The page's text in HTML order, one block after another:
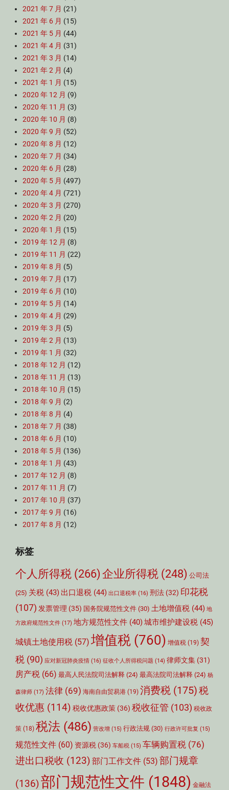
2021 年 7 月 (21)
2021 年 6 月 (15)
2021 年 5 月 (44)
2021 年 4 月 (31)
2021 年 3 月 (14)
2021 年 2 月 (4)
2021 年 1 月 (15)
2020 年 12 月 (9)
2020 年 11 月 (3)
2020 年 10 月 (8)
2020 年 9 月 (52)
2020 年 8 月 (12)
2020 年 7 月 (34)
2020 年 6 月 (28)
2020 年 5 月 (497)
2020 年 4 月 (721)
2020 年 3 月 (270)
2020 年 2 月 (20)
2020 年 1 月 (15)
2019 年 12 月 (8)
2019 年 11 月 (22)
2019 年 8 月 (5)
2019 年 7 月 (17)
2019 年 6 月 (10)
2019 年 5 月 (14)
2019 年 4 月 (29)
2019 年 3 月 (5)
2019 年 2 月 (13)
2019 年 1 月 (32)
2018 年 12 月 (12)
2018 年 11 月 (13)
2018 年 10 月 (15)
2018 年 9 月 (2)
2018 年 8 月 (4)
2018 年 7 月 (38)
2018 年 6 月 (10)
2018 年 5 月 (136)
2018 年 1 月 (43)
2017 年 12 月 (8)
2017 年 11 月 (7)
2017 年 10 月 (37)
2017 年 9 月 (16)
2017 年 8 月 (12)
标签
个人所得税 (266) 企业所得税 (248) 公司法
(25) 关税 (43) 出口退税 (44) 出口退税率 (16) 刑法 (32) 印花税
(107) 发票管理 (35) 国务院规范性文件 (30) 土地增值税 (44) 地
方政府规范性文件 (17) 地方规范性文件 (40)城市维护建设税 (45)
城镇土地使用税 (57) 增值税 (760) 增值税 (19) 契
税 (90) 应对新冠肺炎疫情 (16) 征收个人所得税问题 (14) 律师文集 (31)
房产税 (66) 最高人民法院司法解释 (24) 最高法院司法解释 (24) 杨
森律师 (17) 法律 (69) 海南自由贸易港 (19) 消费税 (175)税
收优惠 (114) 税收优惠政策 (36) 税收征管 (103) 税收政
策 (18) 税法 (486) 营改增 (15) 行政法规 (30) 行政许可批复 (15)
规范性文件 (60) 资源税 (36) 车船税 (15) 车辆购置税 (76)
进出口税收 (123) 部门工作文件 (53) 部门规章
(136)部门规范性文件 (1848) 金融法